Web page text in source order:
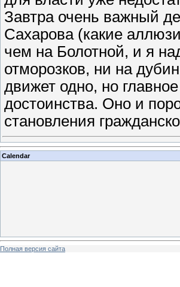
Завтра очень важный
Сахарова (какие
чем на Болотной, и я
отморозков, ни на
движет одно, но
достоинства. Оно и
становления
Calendar
Полная версия сайта